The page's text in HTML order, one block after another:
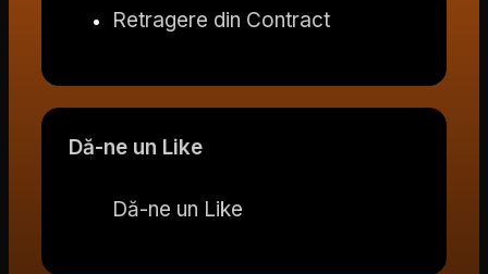
Retragere din Contract
Dă-ne un Like
Dă-ne un Like